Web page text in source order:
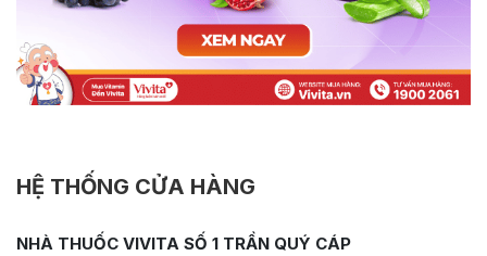
HỆ THỐNG CỬA HÀNG
NHÀ THUỐC VIVITA SỐ 1 TRẦN QUÝ CÁP